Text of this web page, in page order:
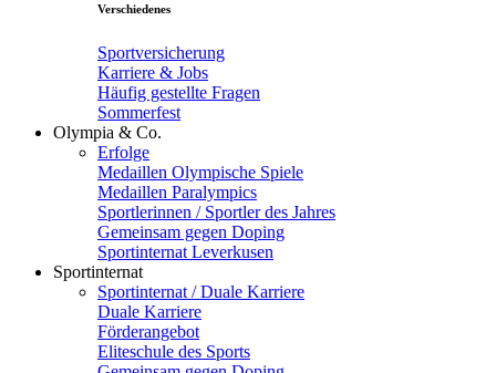
Verschiedenes
Sportversicherung
Karriere & Jobs
Häufig gestellte Fragen
Sommerfest
Olympia & Co.
Erfolge
Medaillen Olympische Spiele
Medaillen Paralympics
Sportlerinnen / Sportler des Jahres
Gemeinsam gegen Doping
Sportinternat Leverkusen
Sportinternat
Sportinternat / Duale Karriere
Duale Karriere
Förderangebot
Eliteschule des Sports